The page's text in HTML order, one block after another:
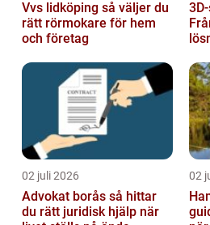
Vvs lidköping så väljer du
rätt rörmokare för hem
och företag
02 juli 2026
Advokat borås så hittar
du rätt juridisk hjälp när
02